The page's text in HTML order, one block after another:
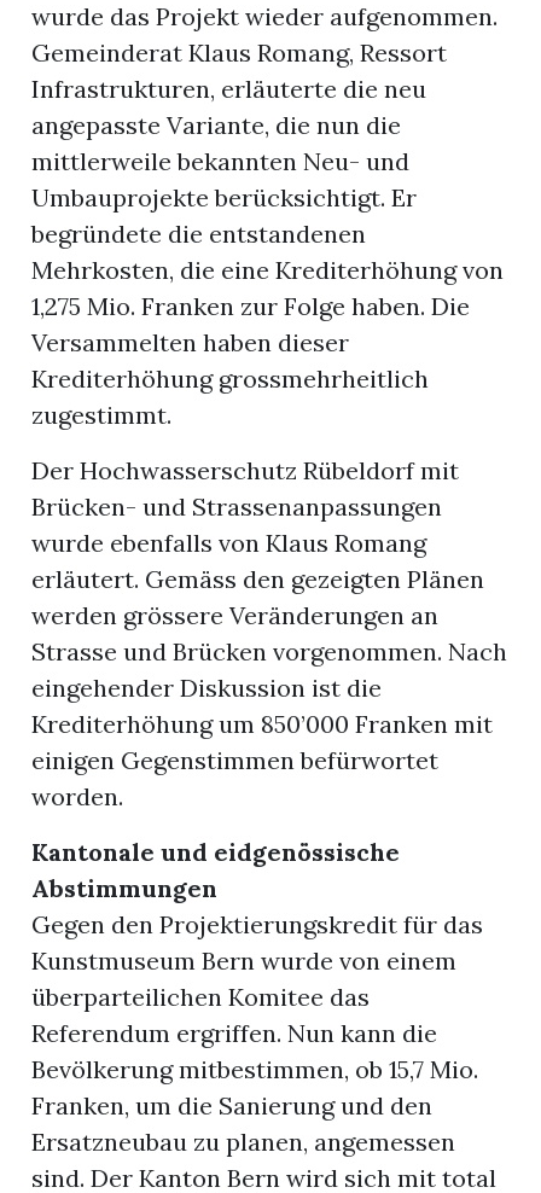
wurde das Projekt wieder aufgenommen.
Gemeinderat Klaus Romang, Ressort
Infrastrukturen, erläuterte die neu
angepasste Variante, die nun die
mittlerweile bekannten Neu- und
Umbauprojekte berücksichtigt. Er
begründete die entstandenen
Mehrkosten, die eine Krediterhöhung von
1,275 Mio. Franken zur Folge haben. Die
Versammelten haben dieser
Krediterhöhung grossmehrheitlich
zugestimmt.
Der Hochwasserschutz Rübeldorf mit
Brücken- und Strassenanpassungen
wurde ebenfalls von Klaus Romang
erläutert. Gemäss den gezeigten Plänen
werden grössere Veränderungen an
Strasse und Brücken vorgenommen. Nach
eingehender Diskussion ist die
Krediterhöhung um 850’000 Franken mit
einigen Gegenstimmen befürwortet
worden.
Kantonale und eidgenössische
Abstimmungen
Gegen den Projektierungskredit für das
Kunstmuseum Bern wurde von einem
überparteilichen Komitee das
Referendum ergriffen. Nun kann die
Bevölkerung mitbestimmen, ob 15,7 Mio.
Franken, um die Sanierung und den
Ersatzneubau zu planen, angemessen
sind. Der Kanton Bern wird sich mit total